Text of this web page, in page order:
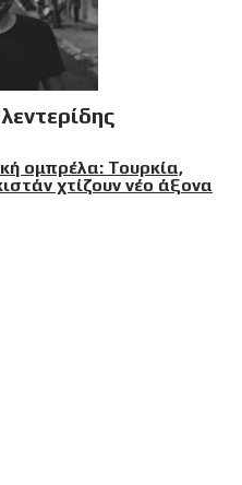
ομπρέλα: Τουρκία,
χτίζουν νέο άξονα